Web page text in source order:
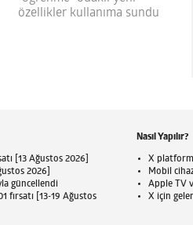
özellikler kullanıma sundu
[13 Ağustos 2026]
2026]
güncellendi
fırsatı [13-19 Ağustos
Nasıl Yapılır?
X
Mobil
Apple TV
X için